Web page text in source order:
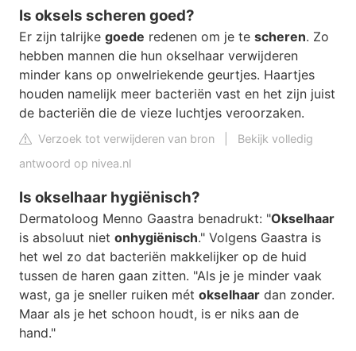
Is oksels scheren goed?
Er zijn talrijke goede redenen om je te scheren. Zo
hebben mannen die hun okselhaar verwijderen
minder kans op onwelriekende geurtjes. Haartjes
houden namelijk meer bacteriën vast en het zijn juist
de bacteriën die de vieze luchtjes veroorzaken.
Verzoek tot verwijderen van bron
Bekijk volledig
antwoord op nivea.nl
Is okselhaar hygiënisch?
Dermatoloog Menno Gaastra benadrukt: "Okselhaar
is absoluut niet onhygiënisch." Volgens Gaastra is
het wel zo dat bacteriën makkelijker op de huid
tussen de haren gaan zitten. "Als je je minder vaak
wast, ga je sneller ruiken mét okselhaar dan zonder.
Maar als je het schoon houdt, is er niks aan de
hand."